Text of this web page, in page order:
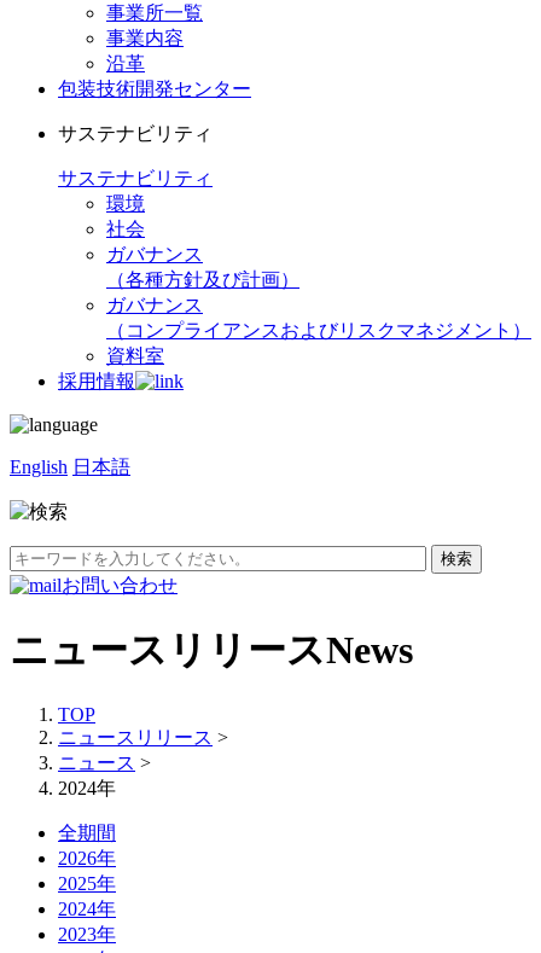
事業所一覧
事業内容
沿革
包装技術開発センター
サステナビリティ
サステナビリティ
環境
社会
ガバナンス
（各種方針及び計画）
ガバナンス
（コンプライアンスおよびリスクマネジメント）
資料室
採用情報
English 日本語
お問い合わせ
ニュースリリースNews
TOP
ニュースリリース >
ニュース >
2024年
全期間
2026年
2025年
2024年
2023年